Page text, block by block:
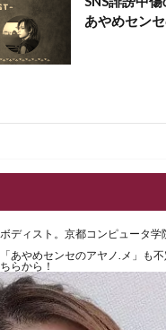
あやめセン
ディスト。京都コンピュータ学
あやめセンセのアヤノ.メ」も不
らから！